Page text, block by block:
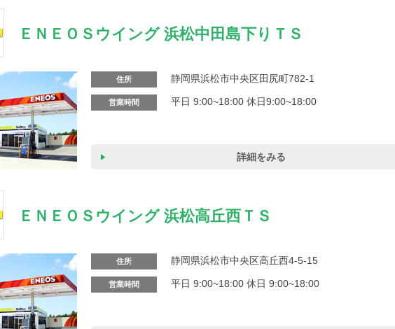
ＥＮＥＯＳウイング 浜松中田島下りＴＳ
住所 静岡県浜松市中央区田尻町782-1
営業時間 平日 9:00~18:00 休日9:00~18:00
詳細をみる
ＥＮＥＯＳウイング 浜松高丘西ＴＳ
住所 静岡県浜松市中央区高丘西4-5-15
営業時間 平日 9:00~18:00 休日 9:00~18:00